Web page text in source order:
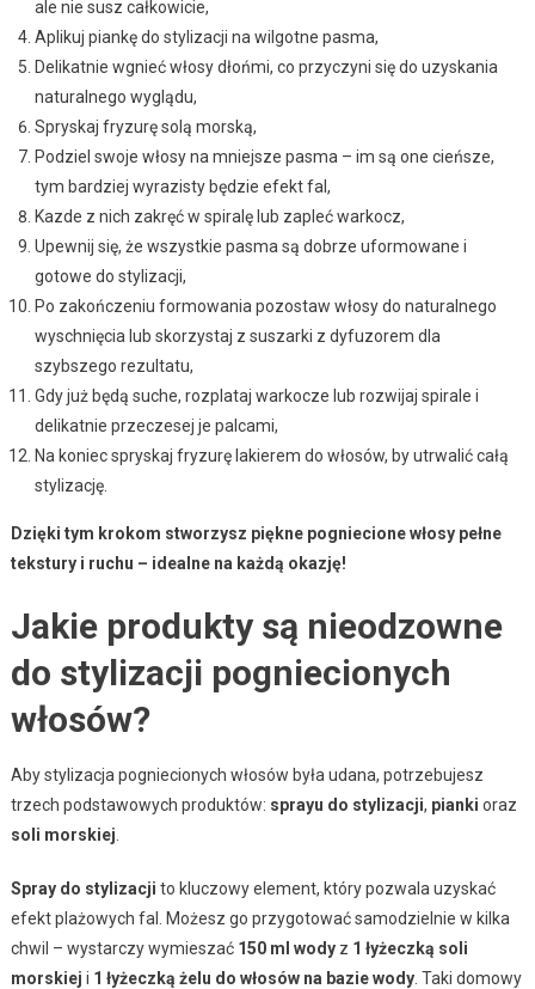
ale nie susz całkowicie,
Aplikuj piankę do stylizacji na wilgotne pasma,
Delikatnie wgnieć włosy dłońmi, co przyczyni się do uzyskania
naturalnego wyglądu,
Spryskaj fryzurę solą morską,
Podziel swoje włosy na mniejsze pasma – im są one cieńsze,
tym bardziej wyrazisty będzie efekt fal,
Kazde z nich zakręć w spiralę lub zapleć warkocz,
Upewnij się, że wszystkie pasma są dobrze uformowane i
gotowe do stylizacji,
Po zakończeniu formowania pozostaw włosy do naturalnego
wyschnięcia lub skorzystaj z suszarki z dyfuzorem dla
szybszego rezultatu,
Gdy już będą suche, rozplataj warkocze lub rozwijaj spirale i
delikatnie przeczesej je palcami,
Na koniec spryskaj fryzurę lakierem do włosów, by utrwalić całą
stylizację.
Dzięki tym krokom stworzysz piękne pogniecione włosy pełne
tekstury i ruchu – idealne na każdą okazję!
Jakie produkty są nieodzowne
do stylizacji pogniecionych
włosów?
Aby stylizacja pogniecionych włosów była udana, potrzebujesz
trzech podstawowych produktów: sprayu do stylizacji, pianki oraz
soli morskiej
Spray do stylizacji to kluczowy element, który pozwala uzyskać
efekt plażowych fal. Możesz go przygotować samodzielnie w kilka
chwil – wystarczy wymieszać 150 ml wodyz 1 łyżeczką soli
morskiej i 1 łyżeczką żelu do włosów na bazie wody. Taki domowy